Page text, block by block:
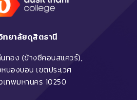
ทยาลัยดุสิตธานี
ทอง (ข้างซีคอนสแควร์),
นองบอน เขตประเวศ
เทพมหานคร 10250